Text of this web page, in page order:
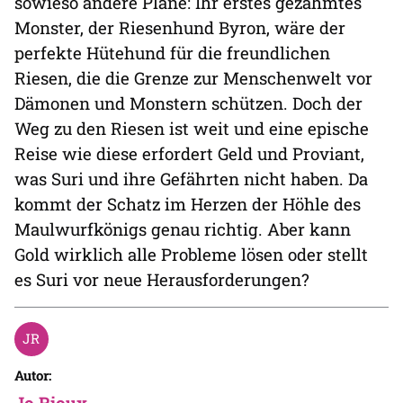
Monster, der Riesenhund Byron, wäre der
perfekte Hütehund für die freundlichen
Riesen, die die Grenze zur Menschenwelt vor
Dämonen und Monstern schützen. Doch der
Weg zu den Riesen ist weit und eine epische
Reise wie diese erfordert Geld und Proviant,
was Suri und ihre Gefährten nicht haben. Da
kommt der Schatz im Herzen der Höhle des
Maulwurfkönigs genau richtig. Aber kann
Gold wirklich alle Probleme lösen oder stellt
es Suri vor neue Herausforderungen?
Autor: